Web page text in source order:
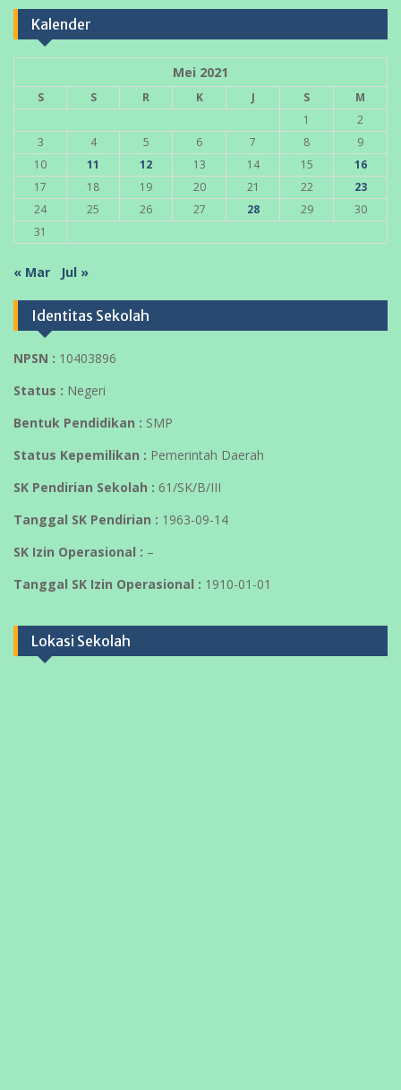
Kalender
Mei 2021
S S R K J S
M
1
2
3
4 5 6 7 8
9
10
11 12 13 14 15
16
17
18 19 20 21 22
23
24
25 26 27 28 29
30
31
« Mar Jul »
Identitas Sekolah
NPSN : 10403896
Status : Negeri
Bentuk Pendidikan : SMP
Status Kepemilikan : Pemerintah Daerah
SK Pendirian Sekolah : 61/SK/B/III
Tanggal SK Pendirian : 1963-09-14
SK Izin Operasional : –
Tanggal SK Izin Operasional : 1910-01-01
Lokasi Sekolah